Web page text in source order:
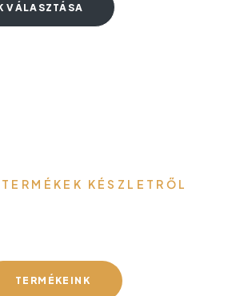
VÁLASZTÁSA
KÉSZLETRŐL
TERMÉKEINK